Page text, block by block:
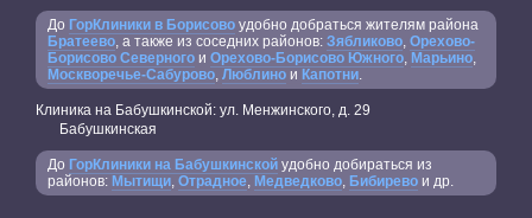
До ГорКлиники в Борисово удобно добраться жителям района
Братеево, а также из соседних районов: Зябликово, Орехово-
Борисово Северного и Орехово-Борисово Южного, Марьино,
Москворечье-Сабурово, Люблино и Капотни.
Клиника на Бабушкинской: ул. Менжинского, д. 29
Бабушкинская
До ГорКлиники на Бабушкинской удобно добираться из
районов: Мытищи, Отрадное, Медведково, Бибирево и др.